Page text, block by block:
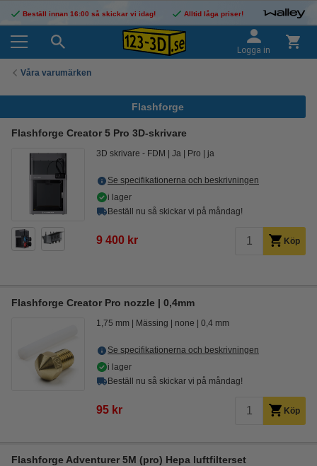
Beställ innan 16:00 så skickar vi idag! Alltid låga priser!
Logga in
Våra varumärken
Flashforge
Flashforge Creator 5 Pro 3D-skrivare
3D skrivare - FDM Ja Pro ja
Se specifikationerna och beskrivningen
i lager
Beställ nu så skickar vi på måndag!
9 400 kr Köp
Flashforge Creator Pro nozzle | 0,4mm
1,75 mm Mässing none 0,4 mm
Se specifikationerna och beskrivningen
i lager
Beställ nu så skickar vi på måndag!
95 kr Köp
Flashforge Adventurer 5M (pro) Hepa luftfilterset